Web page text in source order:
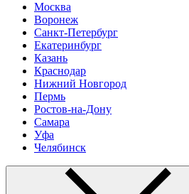
Москва
Воронеж
Санкт-Петербург
Екатеринбург
Казань
Краснодар
Нижний Новгород
Пермь
Ростов-на-Дону
Самара
Уфа
Челябинск